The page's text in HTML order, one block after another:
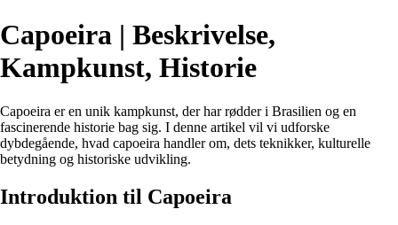
Capoeira | Beskrivelse,
Kampkunst, Historie
Capoeira er en unik kampkunst, der har rødder i Brasilien og en
fascinerende historie bag sig. I denne artikel vil vi udforske
dybdegående, hvad capoeira handler om, dets teknikker, kulturelle
betydning og historiske udvikling.
Introduktion til Capoeira